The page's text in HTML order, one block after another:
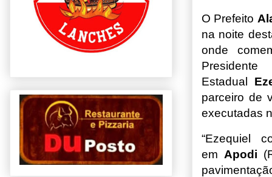
O Prefeito
na noite
onde
Estadual
parceiro de
executadas
“Ezequiel
em Apodi